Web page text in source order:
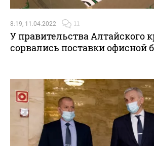
8:19, 11.04.2022 11
У правительства Алтайского
сорвались поставки офисной